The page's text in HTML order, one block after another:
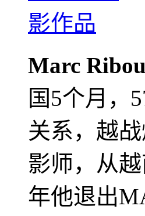
Marc
国5个月，
关系，越
影师，从
年他退出